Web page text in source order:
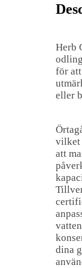
Herb
för att
eller
vilket
att
dina